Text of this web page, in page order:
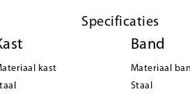
Specificaties
kast
Band
Materiaal
Staal